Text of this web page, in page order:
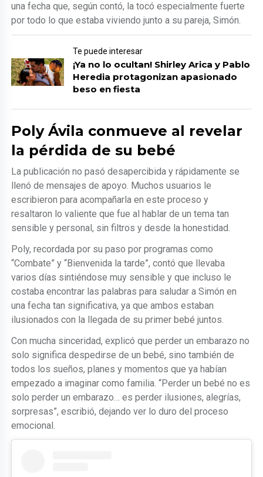
una fecha que, según contó, la tocó especialmente fuerte
por todo lo que estaba viviendo junto a su pareja, Simón.
Te puede interesar
¡Ya no lo ocultan! Shirley Arica y Pablo
Heredia protagonizan apasionado
beso en fiesta
Poly Ávila conmueve al revelar
la pérdida de su bebé
La publicación no pasó desapercibida y rápidamente se
llenó de mensajes de apoyo. Muchos usuarios le
escribieron para acompañarla en este proceso y
resaltaron lo valiente que fue al hablar de un tema tan
sensible y personal, sin filtros y desde la honestidad.
Poly, recordada por su paso por programas como
“Combate” y “Bienvenida la tarde”, contó que llevaba
varios días sintiéndose muy sensible y que incluso le
costaba encontrar las palabras para saludar a Simón en
una fecha tan significativa, ya que ambos estaban
ilusionados con la llegada de su primer bebé juntos.
Con mucha sinceridad, explicó que perder un embarazo no
solo significa despedirse de un bebé, sino también de
todos los sueños, planes y momentos que ya habían
empezado a imaginar como familia. “Perder un bebé no es
solo perder un embarazo… es perder ilusiones, alegrías,
sorpresas”, escribió, dejando ver lo duro del proceso
emocional.